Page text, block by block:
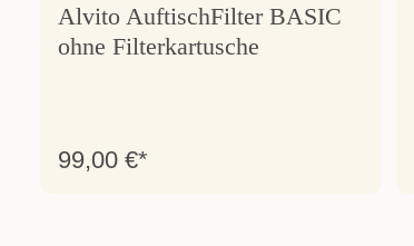
Alvito AuftischFilter BASIC
ohne Filterkartusche
99,00 €*